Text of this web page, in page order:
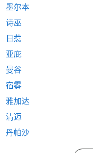
墨尔本
诗巫
日惹
亚庇
曼谷
宿雾
雅加达
清迈
丹帕沙